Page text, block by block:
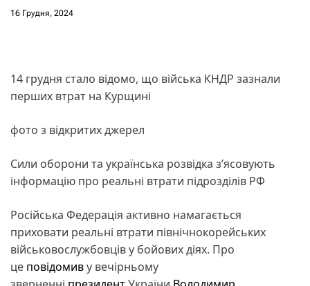
16 Грудня, 2024
14 грудня стало відомо, що війська КНДР зазнали
перших втрат на Курщині
фото з відкритих джерел
Сили оборони та українська розвідка з’ясовують
інформацію про реальні втрати підрозділів РФ
Російська Федерація активно намагається
приховати реальні втрати північнокорейських
військовослужбовців у бойових діях. Про
це повідомиву вечірньому